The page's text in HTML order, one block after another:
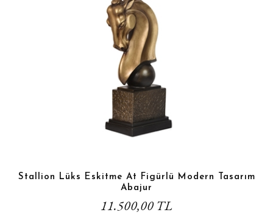
Stallion Lüks Eskitme At Figürlü Modern Tasarım
Abajur
11.500,00 TL